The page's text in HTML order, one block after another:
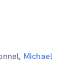
Michael